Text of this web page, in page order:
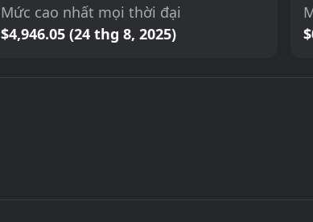
Mức cao nhất mọi thời đại
$4,946.05 (24 thg 8, 2025)